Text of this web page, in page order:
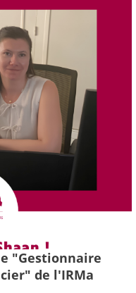
"Gestionnaire
de l'IRMa